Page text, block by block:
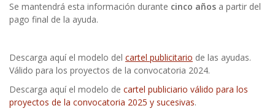
Se mantendrá esta información durante cinco años a partir del
pago final de la ayuda.
Descarga aquí el modelo del cartel publicitario de las ayudas.
Válido para los proyectos de la convocatoria 2024.
Descarga aquí el modelo de cartel publiciario válido para los
proyectos de la convocatoria 2025 y sucesivas.